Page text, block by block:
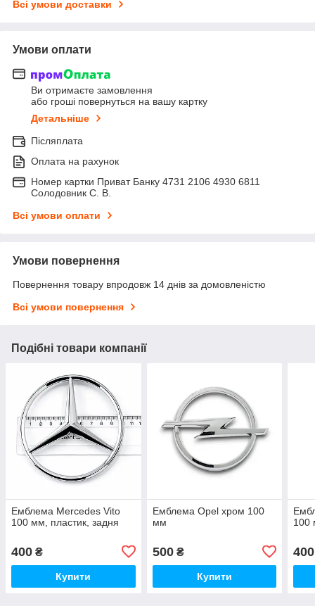
Всі умови доставки
Умови оплати
Ви отримаєте замовлення
або гроші повернуться на вашу картку
Детальніше
Післяплата
Оплата на рахунок
Номер картки Приват Банку 4731 2106 4930 6811
Солодовник С. В.
Всі умови оплати
Умови повернення
Повернення товару впродовж 14 днів за домовленістю
Всі умови повернення
Подібні товари компанії
Емблема Mercedes Vito
100 мм, пластик, задня
400 ₴
Купити
Емблема Opel хром 100
мм
500₴
Купити
100
400